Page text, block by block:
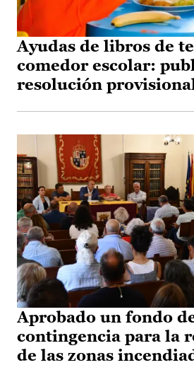
Ayudas de libros de
comedor escolar:
resolución
Aprobado un fondo
contingencia para la
de las zonas